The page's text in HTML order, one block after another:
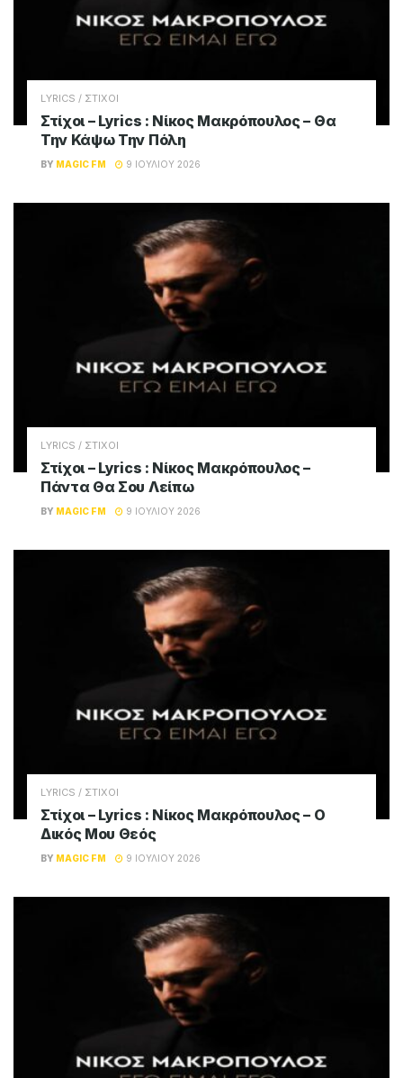
LYRICS / ΣΤΙΧΟΙ
Στίχοι – Lyrics : Νίκος Μακρόπουλος – Θα
Την Κάψω Την Πόλη
BY MAGIC FM 9 ΙΟΥΛΊΟΥ 2026
LYRICS / ΣΤΙΧΟΙ
Στίχοι – Lyrics : Νίκος Μακρόπουλος –
Πάντα Θα Σου Λείπω
BY MAGIC FM 9 ΙΟΥΛΊΟΥ 2026
LYRICS / ΣΤΙΧΟΙ
Στίχοι – Lyrics : Νίκος Μακρόπουλος – Ο
Δικός Μου Θεός
BY MAGIC FM 9 ΙΟΥΛΊΟΥ 2026